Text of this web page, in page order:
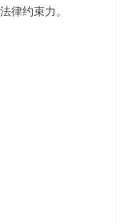
律约束力。